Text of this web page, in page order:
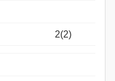
2(2)